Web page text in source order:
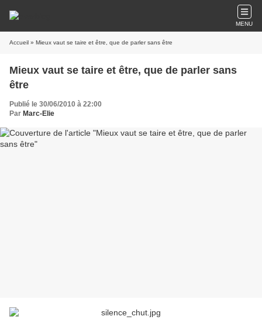
MENU
Accueil » Mieux vaut se taire et être, que de parler sans être
Mieux vaut se taire et être, que de parler sans
être
Publié le 30/06/2010 à 22:00
Par Marc-Elie